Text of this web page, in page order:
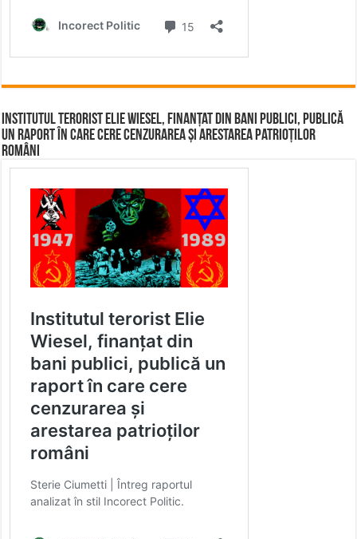
Institutul terorist Elie Wiesel, finanțat din bani publici, publică
un raport în care cere cenzurarea și arestarea patrioților
români